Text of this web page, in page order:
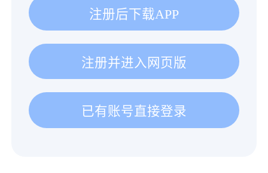
注册后下载APP
注册并进入网页版
已有账号直接登录